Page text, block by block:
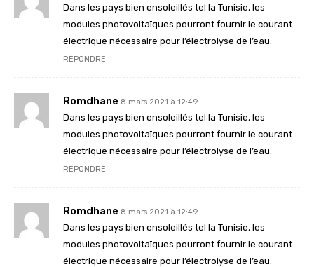
Dans les pays bien ensoleillés tel la Tunisie, les
modules photovoltaïques pourront fournir le courant
électrique nécessaire pour l’électrolyse de l’eau.
RÉPONDRE
Romdhane 8 mars 2021 à 12:49
Dans les pays bien ensoleillés tel la Tunisie, les
modules photovoltaïques pourront fournir le courant
électrique nécessaire pour l’électrolyse de l’eau.
RÉPONDRE
Romdhane 8 mars 2021 à 12:49
Dans les pays bien ensoleillés tel la Tunisie, les
modules photovoltaïques pourront fournir le courant
électrique nécessaire pour l’électrolyse de l’eau.